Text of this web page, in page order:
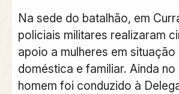
Na sede do batalhão, em
policiais militares realizaram
apoio a mulheres em
doméstica e familiar. Ainda no
homem foi conduzido à